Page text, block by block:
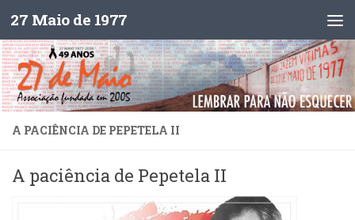
Skip to content
27 Maio de 1977
A PACIÊNCIA DE PEPETELA II
A paciência de Pepetela II